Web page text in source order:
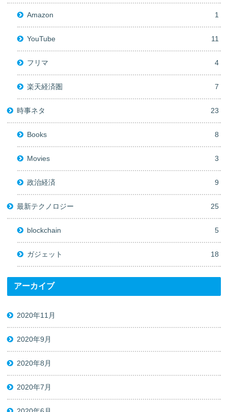
Amazon 1
YouTube 11
フリマ 4
楽天経済圏 7
時事ネタ 23
Books 8
Movies 3
政治経済 9
最新テクノロジー 25
blockchain 5
ガジェット 18
アーカイブ
2020年11月
2020年9月
2020年8月
2020年7月